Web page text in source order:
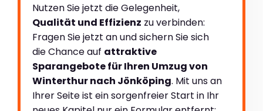
Nutzen Sie jetzt die Gelegenheit,
Qualität und Effizienz zu verbinden:
Fragen Sie jetzt an und sichern Sie sich
die Chance auf attraktive
Sparangebote für Ihren Umzug von
Winterthur nach Jönköping. Mit uns an
Ihrer Seite ist ein sorgenfreier Start in Ihr